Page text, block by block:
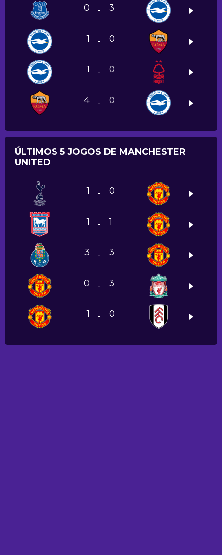
0 - 3
1 - 0
1 - 0
4 - 0
ÚLTIMOS 5 JOGOS DE MANCHESTER
UNITED
1 - 0
1 - 1
3 - 3
0 - 3
1 - 0